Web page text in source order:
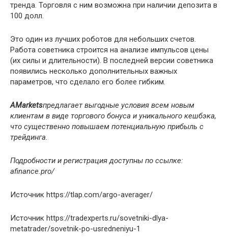
тренда. Торговля с ним возможна при наличии депозита в
100 долл.
Это один из лучших роботов для небольших счетов.
Работа советника строится на анализе импульсов цены
(их силы и длительности). В последней версии советника
появились несколько дополнительных важных
параметров, что сделало его более гибким.
AMarketsпредлагает выгодные условия всем новым
клиентам в виде торгового бонуса и уникального кешбэка,
что существенно повышаем потенциальную прибыль с
трейдинга.
Подробности и регистрация доступны по ссылке:
afinance.pro/
Источник https://tlap.com/argo-averager/
Источник https://tradexperts.ru/sovetniki-dlya-
metatrader/sovetnik-po-usredneniyu-1